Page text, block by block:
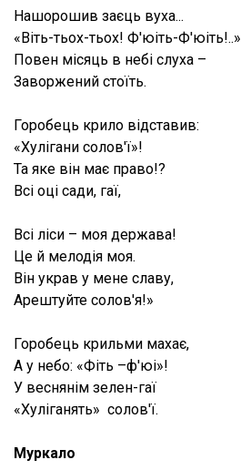
Нашорошив заєць вуха...
«Віть-тьох-тьох! Ф'юіть-Ф'юіть!..»
Повен місяць в небі слуха –
Заворжений стоїть.
Горобець крило відставив:
«Хулігани солов'ї»!
Та яке він має право!?
Всі оці сади, гаї,
Всі ліси – моя держава!
Це й мелодія моя.
Він украв у мене славу,
Арештуйте солов'я!»
Горобець крильми махає,
А у небо: «Фіть –ф'юі»!
У веснянім зелен-гаї
«Хуліганять» солов'ї.
Муркало